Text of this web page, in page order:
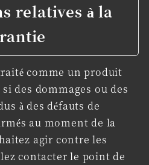
relatives à la
comme un produit
des dommages ou des
à des défauts de
au moment de la
agir contre les
contacter le point de